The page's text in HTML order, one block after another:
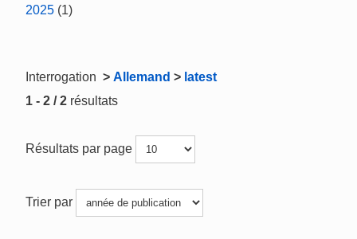
2025 (1)
Interrogation > Allemand > latest
1 - 2 / 2 résultats
Résultats par page
Trier par